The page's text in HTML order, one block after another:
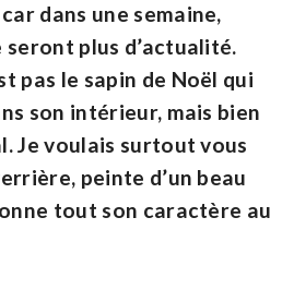
dans une semaine,
seront plus d’actualité.
pas le sapin de Noël qui
son intérieur, mais bien
Je voulais surtout vous
peinte d’un beau
tout son caractère au